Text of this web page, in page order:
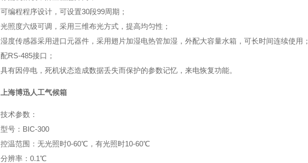
可编程程序设计，可设置30段99周期；
光照度六级可调，采用三维布光方式，提高均匀性；
湿度传感器采用进口元器件，采用翅片加湿电热管加湿，外配大容量水箱，可长时间连续使用；
配RS-485接口；
具有因停电，死机状态造成数据丢失而保护的参数记忆，来电恢复功能。
上海博迅人工气候箱
技术参数：
型号： BIC-300
控温范围：无光照时0-60℃，有光照时10-60℃
分辨率： 0.1℃